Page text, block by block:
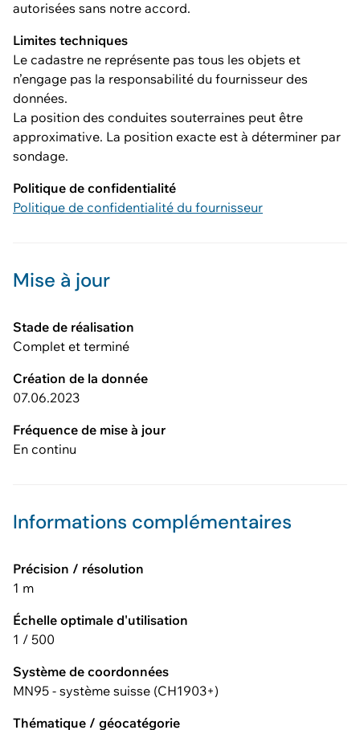
autorisées sans notre accord.
Limites techniques
Le cadastre ne représente pas tous les objets et
n’engage pas la responsabilité du fournisseur des
données.
La position des conduites souterraines peut être
approximative. La position exacte est à déterminer par
sondage.
Politique de confidentialité
Politique de confidentialité du fournisseur
Mise à jour
Stade de réalisation
Complet et terminé
Création de la donnée
07.06.2023
Fréquence de mise à jour
En continu
Informations complémentaires
Précision / résolution
1 m
Échelle optimale d'utilisation
1 / 500
Système de coordonnées
MN95 - système suisse (CH1903+)
Thématique / géocatégorie